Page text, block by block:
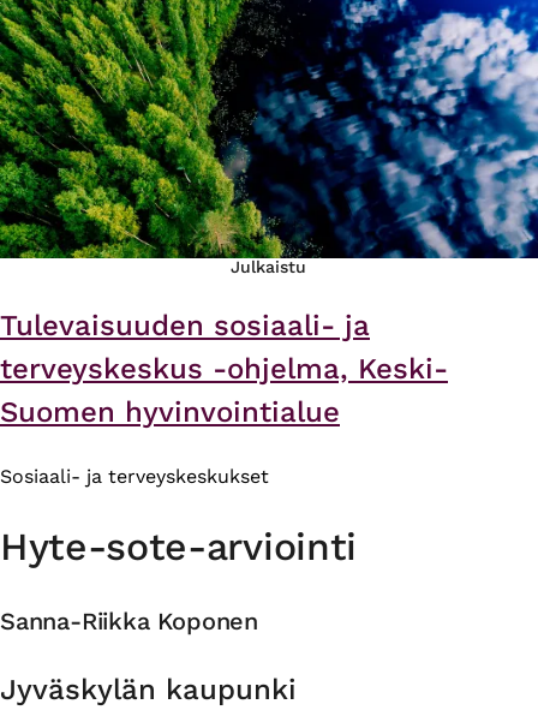
Julkaistu
Tulevaisuuden sosiaali- ja
terveyskeskus -ohjelma, Keski-
Suomen hyvinvointialue
Sosiaali- ja terveyskeskukset
Hyte-sote-arviointi
Sanna-Riikka Koponen
Organisaatio
Jyväskylän kaupunki